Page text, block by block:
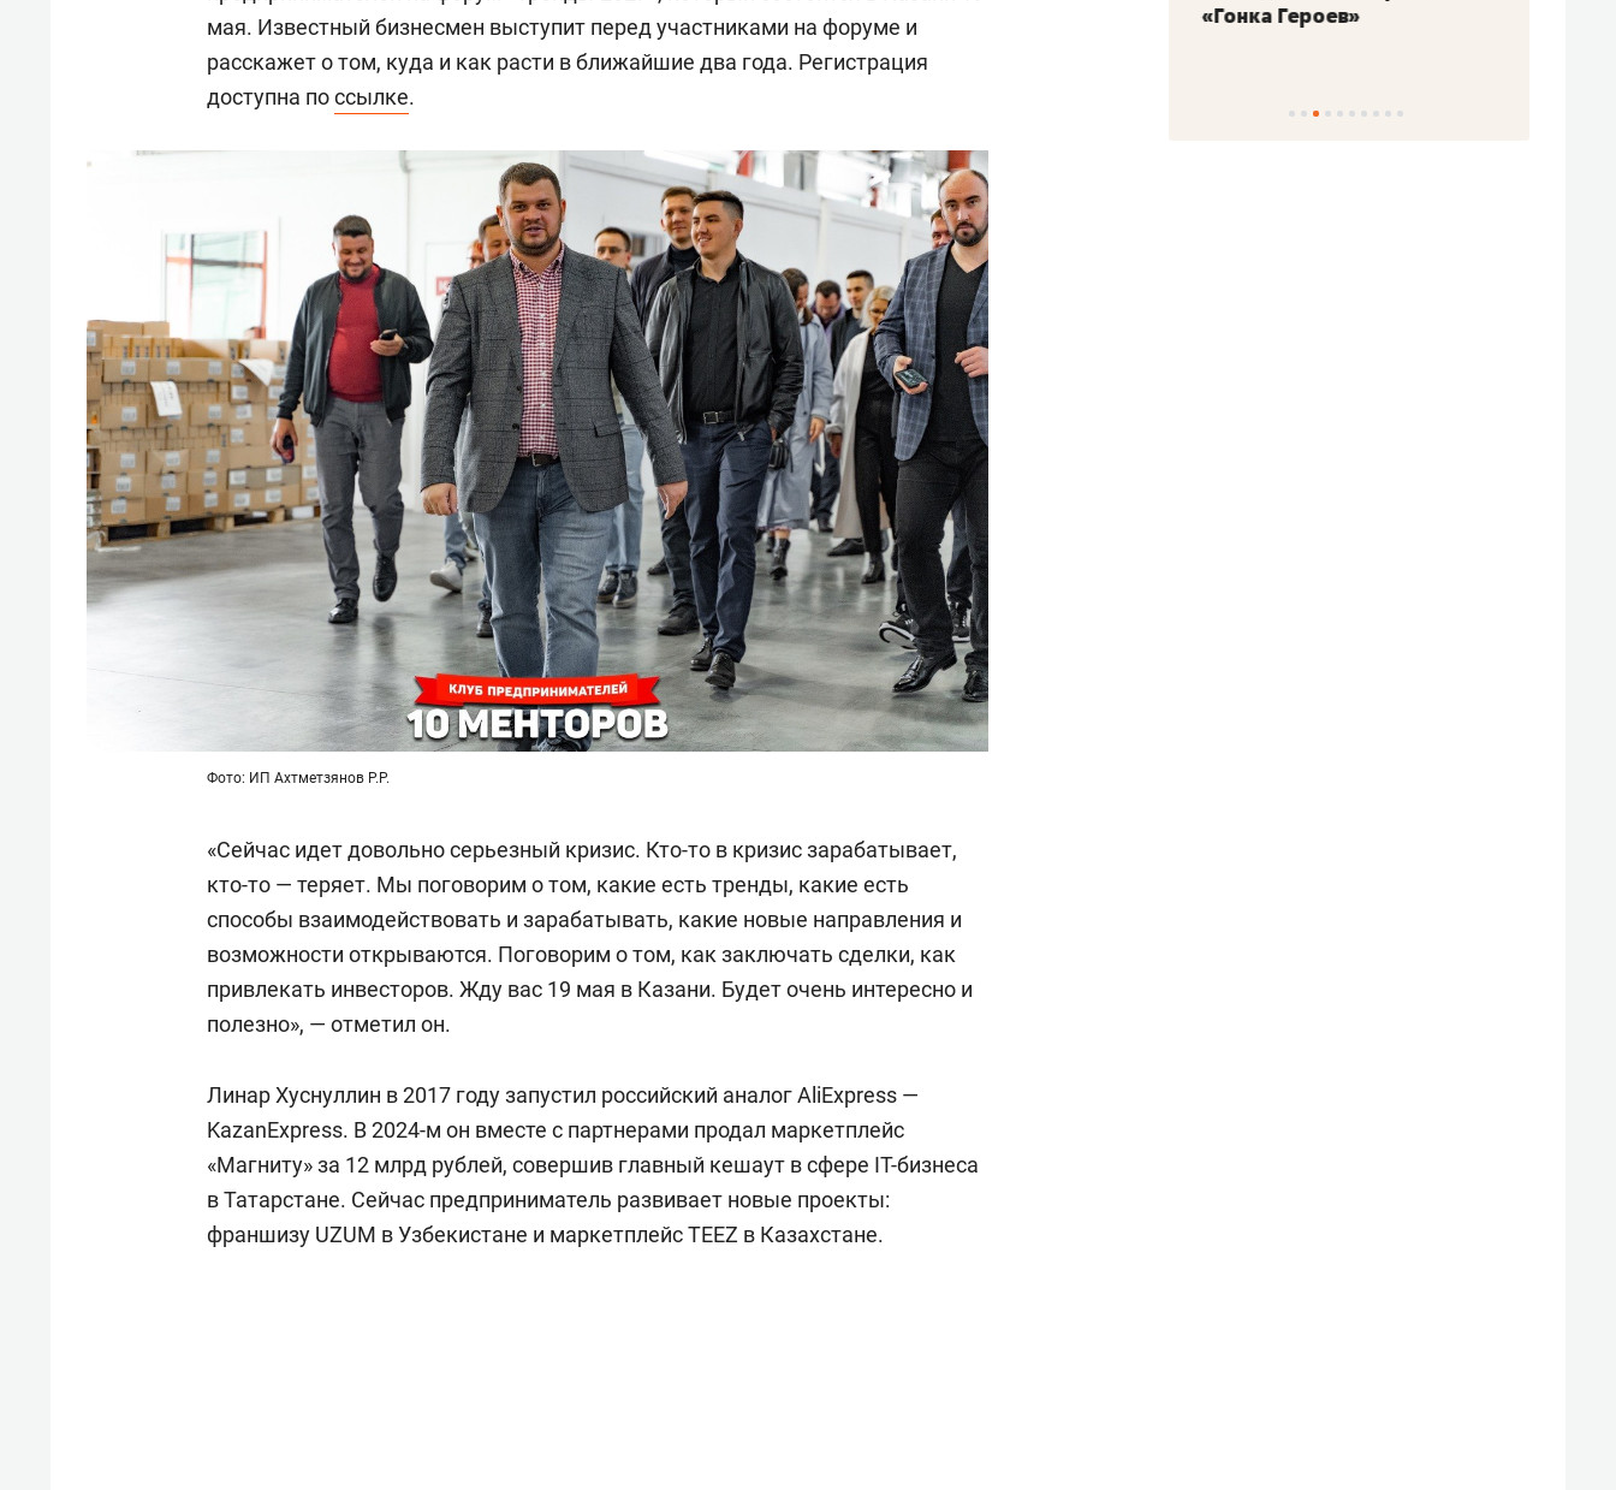
мая. Известный бизнесмен выступит перед участниками на форуме и
расскажет о том, куда и как расти в ближайшие два года. Регистрация
доступна поссылке.
Фото: ИП Ахтметзянов Р.Р.
«Сейчас идет довольно серьезный кризис. Кто-то в кризис зарабатывает,
кто-то — теряет. Мы поговорим о том, какие есть тренды, какие есть
способы взаимодействовать и зарабатывать, какие новые направления и
возможности открываются. Поговорим о том, как заключать сделки, как
привлекать инвесторов. Жду вас 19 мая в Казани. Будет очень интересно и
полезно», — отметил он.
Линар Хуснуллин в 2017 году запустил российский аналог AliExpress —
KazanExpress. В 2024-м он вместе с партнерами продал маркетплейс
«Магниту» за 12 млрд рублей, совершив главный кешаут в сфере IT-бизнеса
в Татарстане. Сейчас предприниматель развивает новые проекты:
франшизу UZUM в Узбекистане и маркетплейс TEEZ в Казахстане.
антихрупких команд
«Гонка Героев»